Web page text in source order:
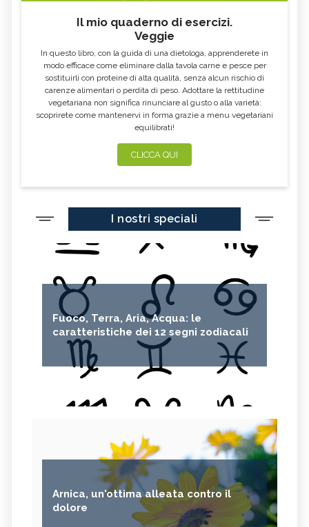
Il mio quaderno di esercizi.
Veggie
In questo libro, con la guida di una dietologa, apprenderete in
modo efficace come eliminare dalla tavola carne e pesce per
sostituirli con proteine di alta qualità, senza alcun rischio di
carenze alimentari o perdita di peso. Adottare la rettitudine
vegetariana non significa rinunciare al gusto o alla varietà:
scoprirete come mantenervi in forma grazie a menu vegetariani
equilibrati!
CLICCA QUI
I nostri speciali
Fuoco, Terra, Aria, Acqua: le
caratteristiche dei 12 segni zodiacali
Arnica, un'ottima alleata contro il
dolore